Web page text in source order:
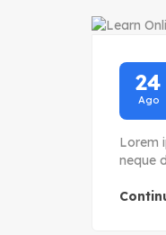
24
Ago
Lorem
neque